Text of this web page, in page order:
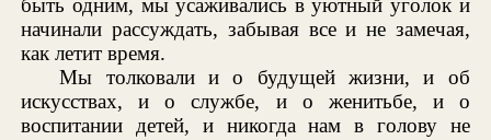
быть одним, мы усаживались в уютный уголок и
начинали рассуждать, забывая все и не замечая,
как летит время.
Мы толковали и о будущей жизни, и об
искусствах, и о службе, и о женитьбе, и о
воспитании детей, и никогда нам в голову не